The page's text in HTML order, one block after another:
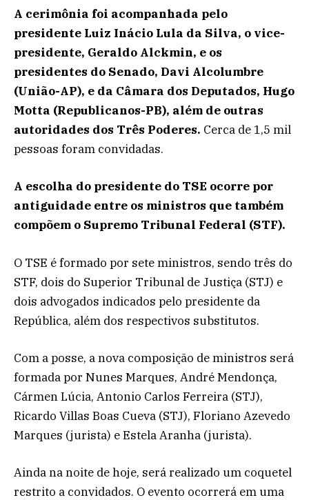
A cerimônia foi acompanhada pelo
presidente Luiz Inácio Lula da Silva, o vice-
presidente, Geraldo Alckmin, e os
presidentes do Senado, Davi Alcolumbre
(União-AP), e da Câmara dos Deputados, Hugo
Motta (Republicanos-PB), além de outras
autoridades dos Três Poderes. Cerca de 1,5 mil
pessoas foram convidadas.
A escolha do presidente do TSE ocorre por
antiguidade entre os ministros que também
compõem o Supremo Tribunal Federal (STF).
O TSE é formado por sete ministros, sendo três do
STF, dois do Superior Tribunal de Justiça (STJ) e
dois advogados indicados pelo presidente da
República, além dos respectivos substitutos.
Com a posse, a nova composição de ministros será
formada por Nunes Marques, André Mendonça,
Cármen Lúcia, Antonio Carlos Ferreira (STJ),
Ricardo Villas Boas Cueva (STJ), Floriano Azevedo
Marques (jurista) e Estela Aranha (jurista).
Ainda na noite de hoje, será realizado um coquetel
restrito a convidados. O evento ocorrerá em uma